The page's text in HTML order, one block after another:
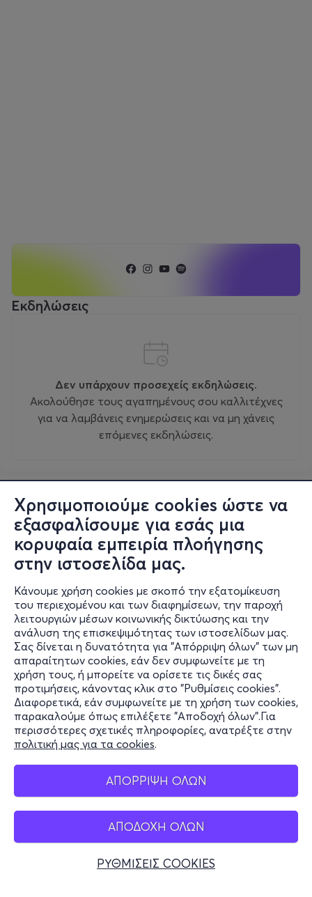
Χρησιμοποιούμε cookies ώστε να
εξασφαλίσουμε για εσάς μια
κορυφαία εμπειρία πλοήγησης
στην ιστοσελίδα μας.
Κάνουμε χρήση cookies με σκοπό την εξατομίκευση
του περιεχομένου και των διαφημίσεων, την παροχή
λειτουργιών μέσων κοινωνικής δικτύωσης και την
ανάλυση της επισκεψιμότητας των ιστοσελίδων μας.
Σας δίνεται η δυνατότητα για "Απόρριψη όλων" των μη
απαραίτητων cookies, εάν δεν συμφωνείτε με τη
χρήση τους, ή μπορείτε να ορίσετε τις δικές σας
προτιμήσεις, κάνοντας κλικ στο "Ρυθμίσεις cookies".
Διαφορετικά, εάν συμφωνείτε με τη χρήση των cookies,
παρακαλούμε όπως επιλέξετε "Αποδοχή όλων".Για
περισσότερες σχετικές πληροφορίες, ανατρέξτε στην
πολιτική μας για τα cookies.
ΑΠΟΡΡΙΨΗ ΟΛΩΝ
ΑΠΟΔΟΧΗ ΟΛΩΝ
ΡΥΘΜΙΣΕΙΣ COOKIES
Εκδηλώσεις
Δεν υπάρχουν προσεχείς εκδηλώσεις.
Ακολούθησε τους αγαπημένους σου καλλιτέχνες
για να λαμβάνεις ενημερώσεις και να μη χάνεις
επόμενες εκδηλώσεις.
Πληροφορίες
Υποστήριξη
Stay Connected
Mobile app